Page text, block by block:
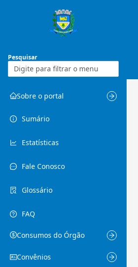
Pesquisar
Sobre o portal
Sumário
Estatísticas
Fale Conosco
Glossário
FAQ
Consumos do Órgão
Convênios